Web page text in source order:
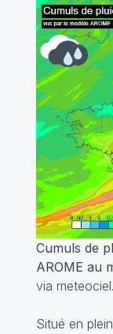
Cumuls de
AROME au
via
Situé en